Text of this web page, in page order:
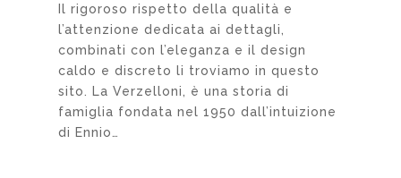
Il rigoroso rispetto della qualità e
l’attenzione dedicata ai dettagli,
combinati con l’eleganza e il design
caldo e discreto li troviamo in questo
sito. La Verzelloni, è una storia di
famiglia fondata nel 1950 dall’intuizione
di Ennio…